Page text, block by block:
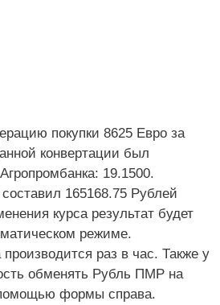
покупки 8625 Евро за
конвертации был
19.1500.
165168.75 Рублей
курса результат будет
режиме.
раз в час. Также у
обменять Рубль ПМР на
формы справа.